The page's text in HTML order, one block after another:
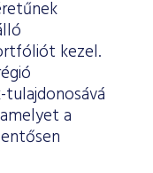
kezel.
a